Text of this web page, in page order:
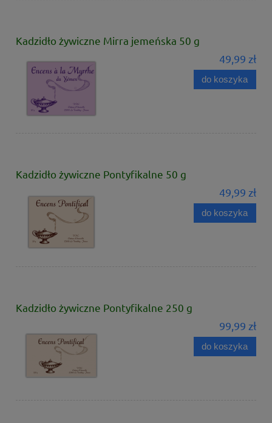
Kadzidło żywiczne Mirra jemeńska 50 g
49,99 zł
do koszyka
Kadzidło żywiczne Pontyfikalne 50 g
49,99 zł
do koszyka
Kadzidło żywiczne Pontyfikalne 250 g
99,99 zł
do koszyka